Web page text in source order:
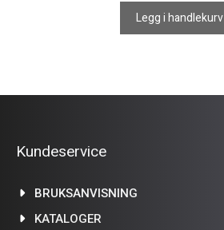
Legg i handlekurv
Kundeservice
BRUKSANVISNING
KATALOGER